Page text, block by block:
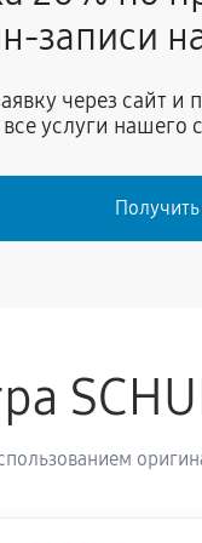
руб
руб
записи
через сайт
услуги нашего